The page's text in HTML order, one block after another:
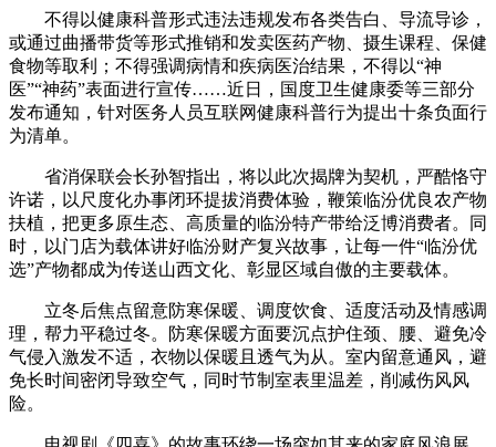
不得以健康科普形式违法违规发布各类告白、导流导诊，
或通过曲播带货等形式推销和发卖医药产物、摄生课程、保健
食物等取利；不得强调病情和疾病医治结果，不得以“神
医”“神药”表面进行宣传……近日，国度卫生健康委等三部分
发布通知，针对医务人员互联网健康科普行为提出十条负面行
为清单。
省消保联会长孙智指出，将以此次揭牌为契机，严酷恪守
许诺，以尺度化办事闭环提拔消费体验，鞭策临汾优良农产物
扶植，把更多原生态、高质量的临汾特产带给泛博消费者。同
时，以门店为载体讲好临汾财产复兴故事，让每一件“临汾优
选”产物都成为传送山西文化、彰显区域自傲的主要载体。
立冬后焦点留意防寒保暖、调度饮食、适度活动及情感调
理，帮力平稳过冬。防寒保暖方面要沉点护住颈、腰、避免冷
气侵入激发不适，衣物以保暖且透气为从。室内留意通风，避
免长时间密闭导致空气，同时节制室表里温差，削减伤风风
险。